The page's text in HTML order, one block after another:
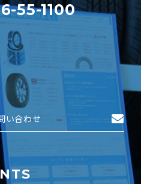
55-1100
い合わせ